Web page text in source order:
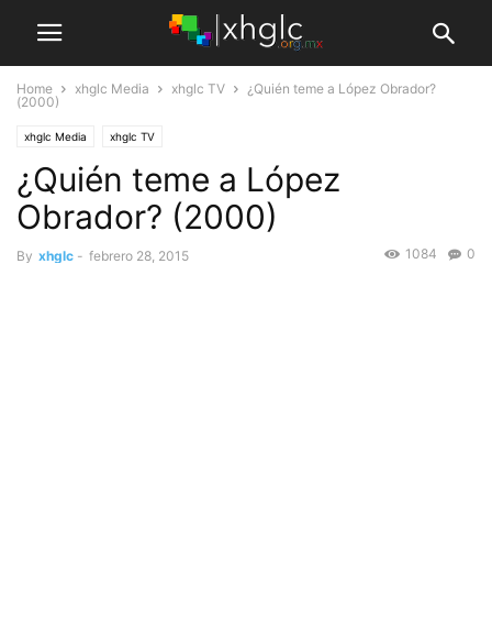
Home xhglc Media xhglc TV
¿Quién teme a López Obrador?
(2000)
xhglc Media xhglc TV
¿Quién teme a López
Obrador? (2000)
By xhglc - febrero 28, 2015 0
1084